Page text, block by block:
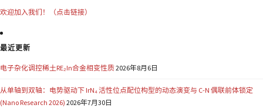
欢迎加入我们！（点击链接）
最近更新
电子杂化调控稀土RE₂In合金相变性质2026年8月6日
从单轴到双轴：电势驱动下 IrN₄ 活性位点配位构型的动态演变与 C-N 偶联前体锁定
(Nano Research 2026) 2026年7月30日